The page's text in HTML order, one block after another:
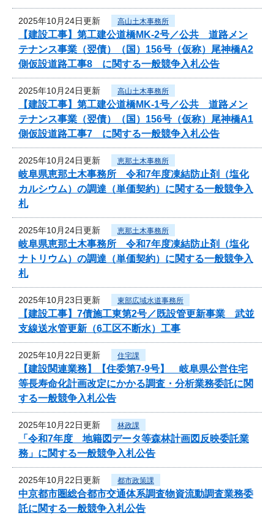
2025年10月24日更新 高山土木事務所
【建設工事】第工建公道橋MK-2号／公共 道路メン
テナンス事業（翌債）（国）156号（仮称）尾神橋A2
側仮設道路工事8 に関する一般競争入札公告
2025年10月24日更新 高山土木事務所
【建設工事】第工建公道橋MK-1号／公共 道路メン
テナンス事業（翌債）（国）156号（仮称）尾神橋A1
側仮設道路工事7 に関する一般競争入札公告
2025年10月24日更新 恵那土木事務所
岐阜県恵那土木事務所 令和7年度凍結防止剤（塩化
カルシウム）の調達（単価契約）に関する一般競争入
札
2025年10月24日更新 恵那土木事務所
岐阜県恵那土木事務所 令和7年度凍結防止剤（塩化
ナトリウム）の調達（単価契約）に関する一般競争入
札
2025年10月23日更新 東部広域水道事務所
【建設工事】7債施工東第2号／既設管更新事業 武並
支線送水管更新（6工区不断水）工事
2025年10月22日更新 住宅課
【建設関連業務】【住委第7-9号】 岐阜県公営住宅
等長寿命化計画改定にかかる調査・分析業務委託に関
する一般競争入札公告
2025年10月22日更新 林政課
「令和7年度 地籍図データ等森林計画図反映委託業
務」に関する一般競争入札公告
2025年10月22日更新 都市政策課
中京都市圏総合都市交通体系調査物資流動調査業務委
託に関する一般競争入札公告